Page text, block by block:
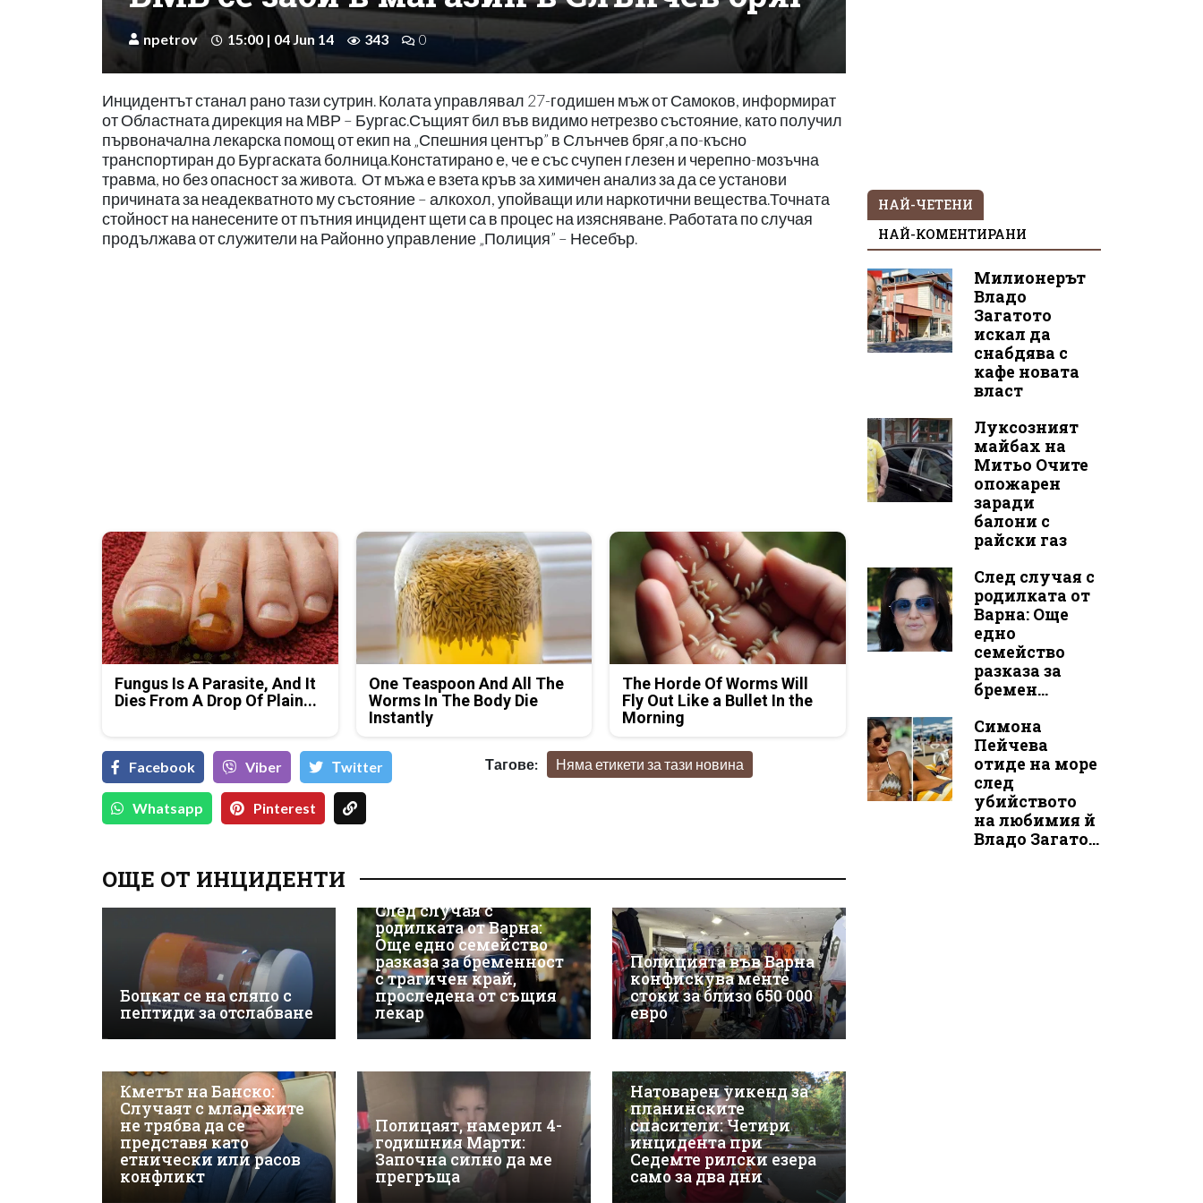
npetrov 15:00 | 04 Jun 14 343 0
Инцидентът станал рано тази сутрин. Колата управлявал 27-годишен мъж от Самоков, информират
от Областната дирекция на МВР – Бургас.Същият бил във видимо нетрезво състояние, като получил
първоначална лекарска помощ от екип на „Спешния център” в Слънчев бряг,а по-късно
транспортиран до Бургаската болница.Констатирано е, че е със счупен глезен и черепно-мозъчна
травма, но без опасност за живота. От мъжа е взета кръв за химичен анализ за да се установи
причината за неадекватното му състояние – алкохол, упойващи или наркотични вещества.Точната
стойност на нанесените от пътния инцидент щети са в процес на изясняване. Работата по случая
продължава от служители на Районно управление „Полиция” – Несебър.
Fungus Is A Parasite, And It
Dies From A Drop Of Plain...
One Teaspoon And All The
Worms In The Body Die
Instantly
The Horde Of Worms Will
Fly Out Like a Bullet In the
Morning
Facebook Viber Тwitter
Whatsapp Pinterest
Тагове: Няма етикети за тази новина
ОЩЕ ОТ ИНЦИДЕНТИ
Боцкат се на сляпо с
пептиди за отслабване
След случая с
родилката от Варна:
Още едно семейство
разказа за бременност
с трагичен край,
проследена от същия
лекар
Полицията във Варна
конфискува менте
стоки за близо 650 000
евро
Кметът на Банско:
Случаят с младежите
не трябва да се
представя като
етнически или расов
конфликт
Полицаят, намерил 4-
годишния Марти:
Започна силно да ме
прегръща
Натоварен уикенд за
планинските
спасители: Четири
инцидента при
Седемте рилски езера
само за два дни
НАЙ-ЧЕТЕНИ
НАЙ-КОМЕНТИРАНИ
Милионерът
Владо
Загатото
искал да
снабдява с
кафе новата
власт
Луксозният
майбах на
Митьо Очите
опожарен
заради
балони с
райски газ
След случая с
родилката от
Варна: Още
едно
семейство
разказа за
бремен...
Симона
Пейчева
отиде на море
след
убийството
на любимия й
Владо Загато...